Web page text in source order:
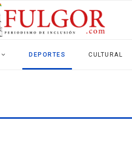
DEPORTES CULTURAL